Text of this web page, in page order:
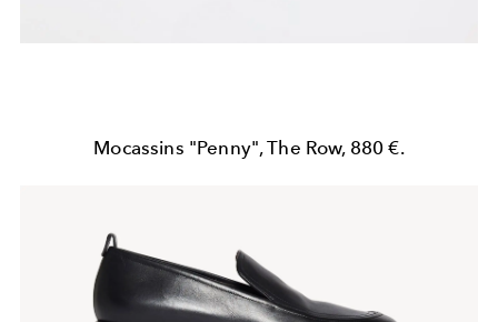
Mocassins "Penny", The Row, 880 €.